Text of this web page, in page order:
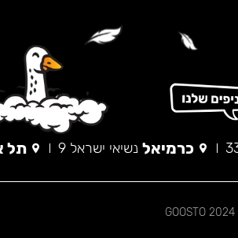
כרמיאל נשיאי ישראל 9 תל